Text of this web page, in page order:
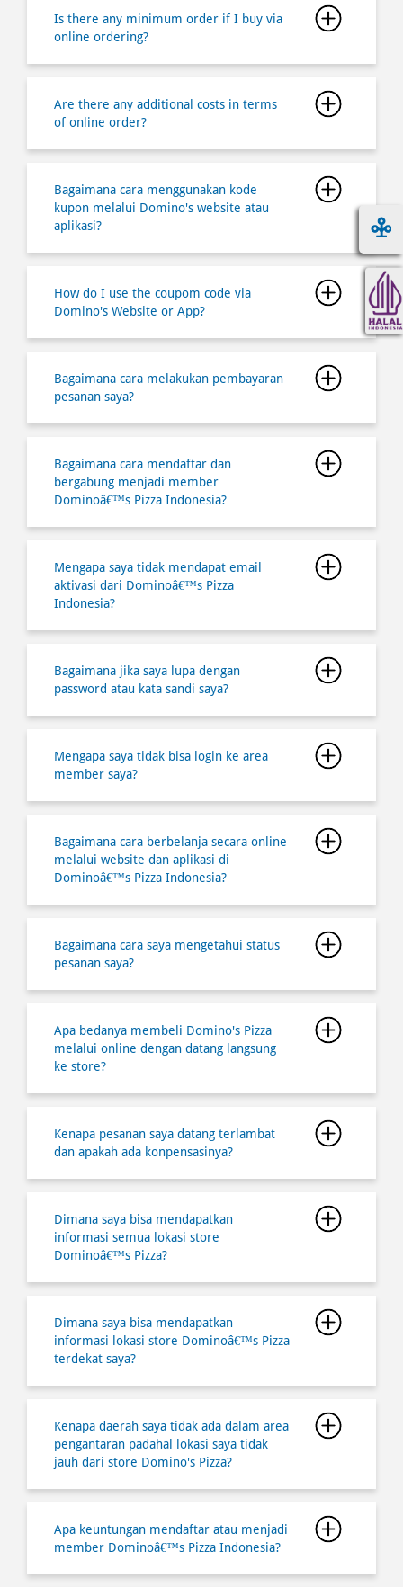
of online order?
kupon melalui Domino's website atau
aplikasi?
How do I use the coupom code via
Domino's Website or App?
pesanan saya?
bergabung menjadi member
Dominoâ€™s Pizza Indonesia?
Mengapa saya tidak mendapat email
aktivasi dari Dominoâ€™s Pizza
Indonesia?
Bagaimana jika saya lupa dengan
password atau kata sandi saya?
member saya?
melalui website dan aplikasi di
Dominoâ€™s Pizza Indonesia?
Bagaimana cara saya mengetahui status
pesanan saya?
melalui online dengan datang langsung
ke store?
Kenapa pesanan saya datang terlambat
dan apakah ada konpensasinya?
informasi semua lokasi store
Dominoâ€™s Pizza?
Dimana saya bisa mendapatkan
informasi lokasi store Dominoâ€™s Pizza
terdekat saya?
Kenapa daerah saya tidak ada dalam area
pengantaran padahal lokasi saya tidak
jauh dari store Domino's Pizza?
Apa keuntungan mendaftar atau menjadi
member Dominoâ€™s Pizza Indonesia?
untuk pesan melalui ambil di tempat
(Takeaway/ Carryout) agar saat saya